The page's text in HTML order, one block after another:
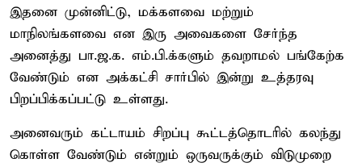
இதனை முன்னிட்டு, மக்களவை மற்றும்
மாநிலங்களவை என இரு அவைகளை சேர்ந்த
அனைத்து பா.ஜ.க. எம்.பி.க்களும் தவறாமல் பங்கேற்க
வேண்டும் என அக்கட்சி சார்பில் இன்று உத்தரவு
பிறப்பிக்கப்பட்டு உள்ளது.
அனைவரும் கட்டாயம் சிறப்பு கூட்டத்தொடரில் கலந்து
கொள்ள வேண்டும் என்றும் ஒருவருக்கும் விடுமுறை